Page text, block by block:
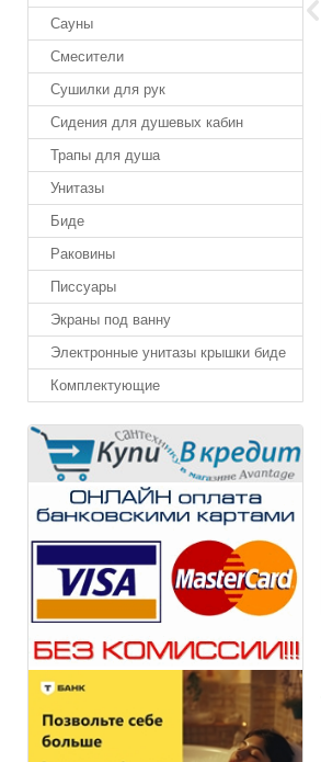
Сауны
Смесители
Сушилки для рук
Сидения для душевых кабин
Трапы для душа
Унитазы
Биде
Раковины
Писсуары
Экраны под ванну
Электронные унитазы крышки биде
Комплектующие